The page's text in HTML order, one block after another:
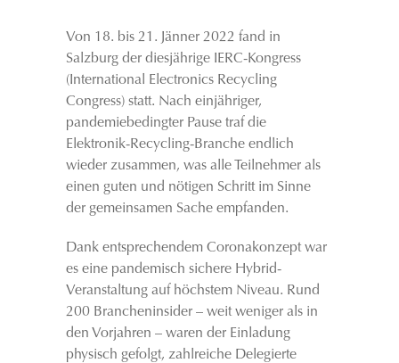
Von 18. bis 21. Jänner 2022 fand in
Salzburg der diesjährige IERC-Kongress
(International Electronics Recycling
Congress) statt. Nach einjähriger,
pandemiebedingter Pause traf die
Elektronik-Recycling-Branche endlich
wieder zusammen, was alle Teilnehmer als
einen guten und nötigen Schritt im Sinne
der gemeinsamen Sache empfanden.
Dank entsprechendem Coronakonzept war
es eine pandemisch sichere Hybrid-
Veranstaltung auf höchstem Niveau. Rund
200 Brancheninsider – weit weniger als in
den Vorjahren – waren der Einladung
physisch gefolgt, zahlreiche Delegierte